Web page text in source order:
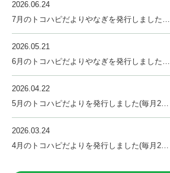
2026.06.24
7月のトコハピだよりやなぎを発行しました…
2026.05.21
6月のトコハピだよりやなぎを発行しました…
2026.04.22
5月のトコハピだよりを発行しました(毎月2…
2026.03.24
4月のトコハピだよりを発行しました(毎月2…